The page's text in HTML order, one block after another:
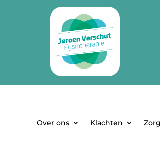
Over ons Klachten